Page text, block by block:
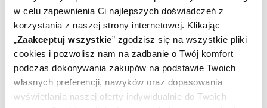
w celu zapewnienia Ci najlepszych doświadczeń z
korzystania z naszej strony internetowej. Klikając
„Zaakceptuj wszystkie” zgodzisz się na wszystkie pliki
cookies i pozwolisz nam na zadbanie o Twój komfort
podczas dokonywania zakupów na podstawie Twoich
własnych preferencji, nawyków oraz dopasowania
wyświetlania naszej oferty indywidualnie do Twoich
medycznych. Leki na zaparcia dla dzieci o działaniu
przeczyszczającymzawsze powinny być podawane po
konsultacji z lekarzem. Po niezwłoczną poradę należy się
zgłosić do specjalisty, jeśli przetrzymywaniu stolca
towarzyszą takie objawy jak: gorączka, wymioty, osłabienie
lub krew w stolcu.
Czopki na zaparcia dla dzieci